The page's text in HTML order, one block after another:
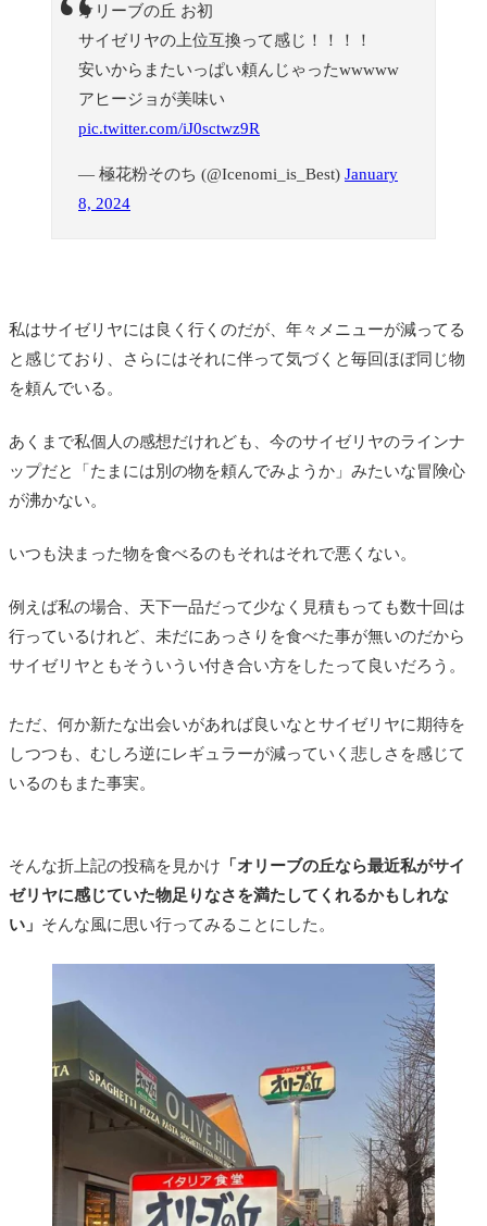
オリーブの丘 お初
サイゼリヤの上位互換って感じ！！！！
安いからまたいっぱい頼んじゃったwwwww
アヒージョが美味い
pic.twitter.com/iJ0sctwz9R
— 極花粉そのち (@Icenomi_is_Best) January
8, 2024
私はサイゼリヤには良く行くのだが、年々メニューが減ってる
と感じており、さらにはそれに伴って気づくと毎回ほぼ同じ物
を頼んでいる。
あくまで私個人の感想だけれども、今のサイゼリヤのラインナ
ップだと「たまには別の物を頼んでみようか」みたいな冒険心
が沸かない。
いつも決まった物を食べるのもそれはそれで悪くない。
例えば私の場合、天下一品だって少なく見積もっても数十回は
行っているけれど、未だにあっさりを食べた事が無いのだから
サイゼリヤともそういうい付き合い方をしたって良いだろう。
ただ、何か新たな出会いがあれば良いなとサイゼリヤに期待を
しつつも、むしろ逆にレギュラーが減っていく悲しさを感じて
いるのもまた事実。
そんな折上記の投稿を見かけ 「オリーブの丘なら最近私がサイ
ゼリヤに感じていた物足りなさを満たしてくれるかもしれな
い」 そんな風に思い行ってみることにした。